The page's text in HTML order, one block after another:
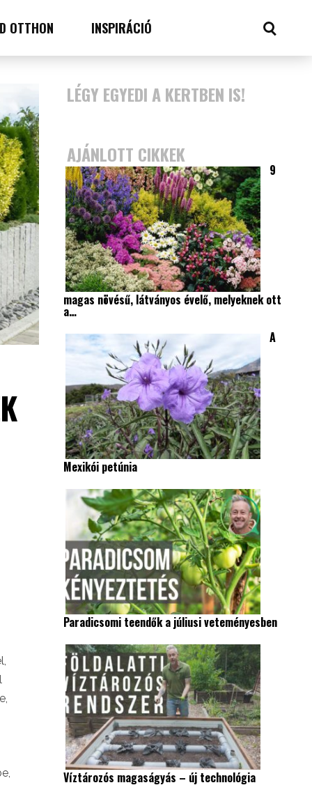
OTTHON INSPIRÁCIÓ
LÉGY EGYEDI A KERTBEN IS!
AJÁNLOTT CIKKEK
9
magas növésű, látványos évelő, melyeknek ott
a…
A
Mexikói petúnia
Paradicsomi teendők a júliusi veteményesben
Víztározós magaságyás – új technológia